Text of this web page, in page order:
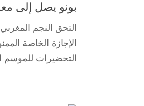
بونو يصل إلى
التحق النجم
التحضيرات للموسم الجديد 2026-2027. الهلال خاض ثلاث